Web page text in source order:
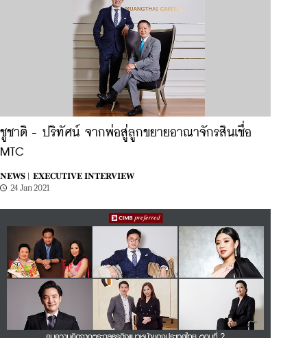
ชูชาติ - ปริทัศน์ จากพ่อสู่ลูกขยายอาณาจักรสินเชื่อ
MTC
NEWS |
EXECUTIVE INTERVIEW
24 Jan 2021